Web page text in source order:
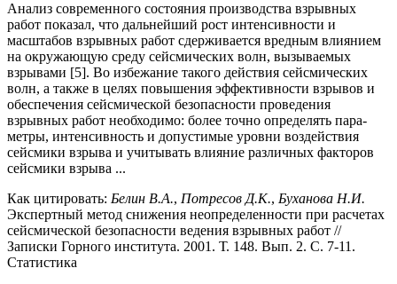
Анализ современного состояния производства взрывных
работ показал, что дальней­ший рост интенсивности и
масштабов взрывных работ сдерживается вредным влиянием
на ок­ружающую среду сейсмических волн, вызываемых
взрывами [5]. Во избежание такого действия сейсмических
волн, а также в целях повышения эффективности взрывов и
обеспечения сейсми­ческой безопасности проведения
взрывных работ необходимо: более точно определять пара­
метры, интенсивность и допустимые уровни воздействия
сейсмики взрыва и учитывать влияние различных факторов
сейсмики взрыва ...
Как цитировать: Белин В.А., Потресов Д.К., Буханова Н.И.
Экспертный метод снижения неопределенности при расчетах
сейсмической безопасности ведения взрывных работ //
Записки Горного института. 2001. Т. 148. Вып. 2. С. 7-11.
Статистика